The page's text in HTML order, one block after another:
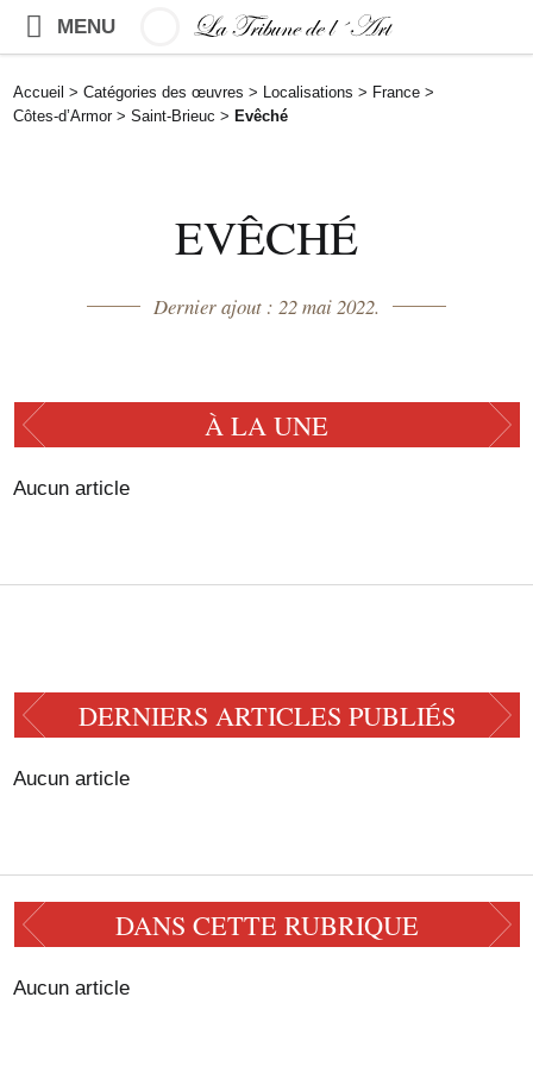
MENU
Accueil > Catégories des œuvres > Localisations > France >
Côtes-d’Armor> Saint-Brieuc > Evêché
EVÊCHÉ
Dernier ajout : 22 mai 2022.
À LA UNE
Aucun article
DERNIERS ARTICLES PUBLIÉS
Aucun article
DANS CETTE RUBRIQUE
Aucun article